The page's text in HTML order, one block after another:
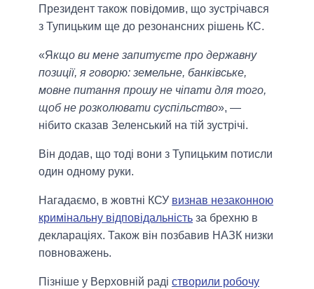
Президент також повідомив, що зустрічався
з Тупицьким ще до резонансних рішень КС.
«Якщо ви мене запитуєте про державну
позиції, я говорю: земельне, банківське,
мовне питання прошу не чіпати для того,
щоб не розколювати суспільство», —
нібито сказав Зеленський на тій зустрічі.
Він додав, що тоді вони з Тупицьким потисли
один одному руки.
Нагадаємо, в жовтні КСУ визнав незаконною
кримінальну відповідальність за брехню в
деклараціях. Також він позбавив НАЗК низки
повноважень.
Пізніше у Верховній раді створили робочу